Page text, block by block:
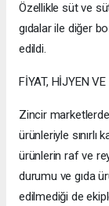
Özellikle süt ve
gıdalar ile diğer
edildi.
FİYAT, HİJYEN
Zincir
ürünleriyle sınırlı
ürünlerin raf ve
durumu ve gıda
edilmediği de